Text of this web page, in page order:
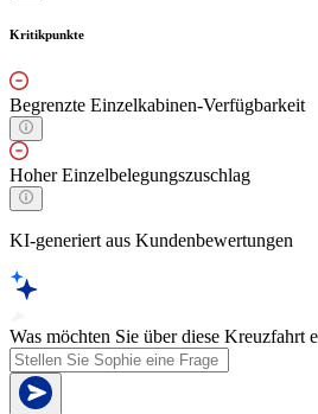
Kritikpunkte
Begrenzte Einzelkabinen-Verfügbarkeit
Hoher Einzelbelegungszuschlag
KI-generiert aus Kundenbewertungen
Was möchten Sie über diese Kreuzfahrt